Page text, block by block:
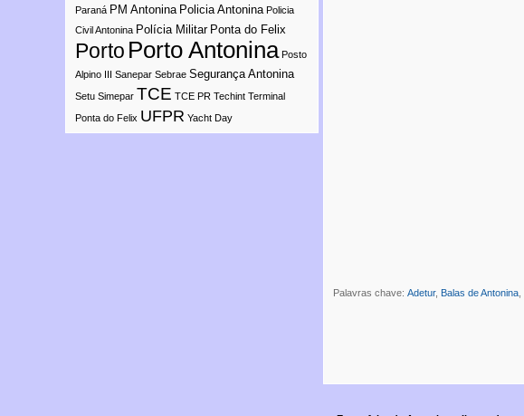
Paraná PM Antonina Policia Antonina Policia
Civil Antonina Polícia Militar Ponta do Felix
Porto Porto Antonina Posto
Alpino III Sanepar Sebrae Segurança Antonina
Setu Simepar TCE TCE PR Techint Terminal
Ponta do Felix UFPR Yacht Day
Palavras chave: Adetur, Balas de Antonina